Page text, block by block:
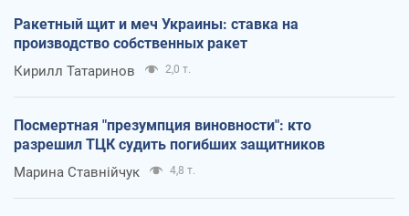
Ракетный щит и меч Украины: ставка на
производство собственных ракет
Кирилл Татаринов 2,0 т.
Посмертная "презумпция виновности": кто
разрешил ТЦК судить погибших защитников
Марина Ставнійчук 4,8 т.